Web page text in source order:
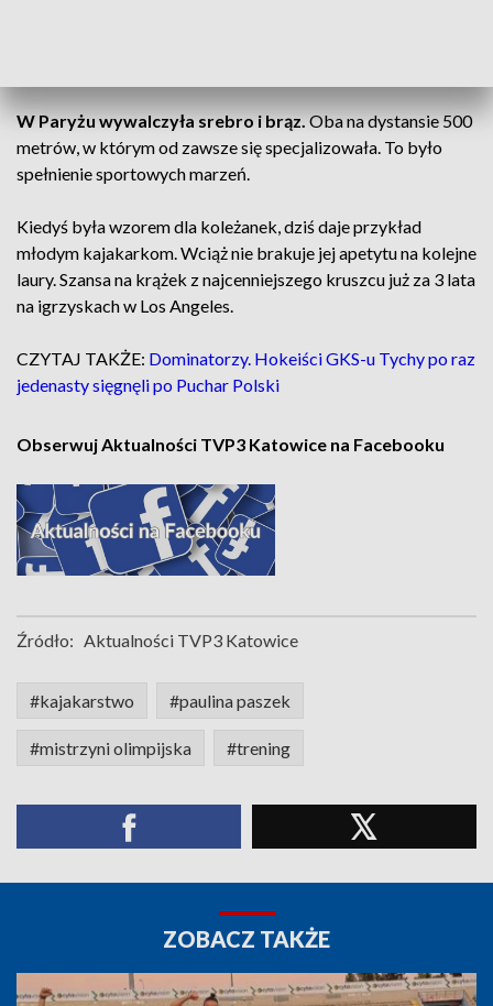
W Paryżu wywalczyła srebro i brąz.Oba na dystansie 500
metrów, w którym od zawsze się specjalizowała. To było
spełnienie sportowych marzeń.
Kiedyś była wzorem dla koleżanek, dziś daje przykład
młodym kajakarkom. Wciąż nie brakuje jej apetytu na kolejne
laury. Szansa na krążek z najcenniejszego kruszcu już za 3 lata
na igrzyskach w Los Angeles.
CZYTAJ TAKŻE: Dominatorzy. Hokeiści GKS-u Tychy po raz
jedenasty sięgnęli po Puchar Polski
Obserwuj Aktualności TVP3 Katowice na Facebooku
Źródło: Aktualności TVP3 Katowice
#kajakarstwo #paulina paszek
#mistrzyni olimpijska #trening
ZOBACZ TAKŻE